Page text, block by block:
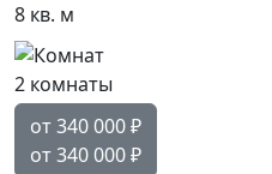
8 кв. м
2 комнаты
от 340 000₽
от 340 000₽